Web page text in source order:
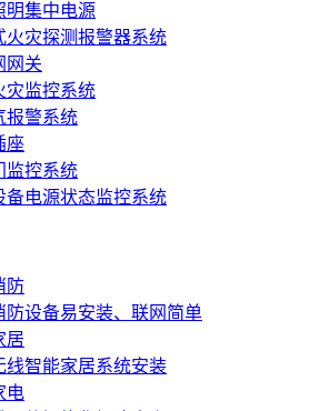
明集中电源
火灾探测报警器系统
网关
灾监控系统
报警系统
座
监控系统
备电源状态监控系统
防
防设备易安装、联网简单
居
线智能家居系统安装
电